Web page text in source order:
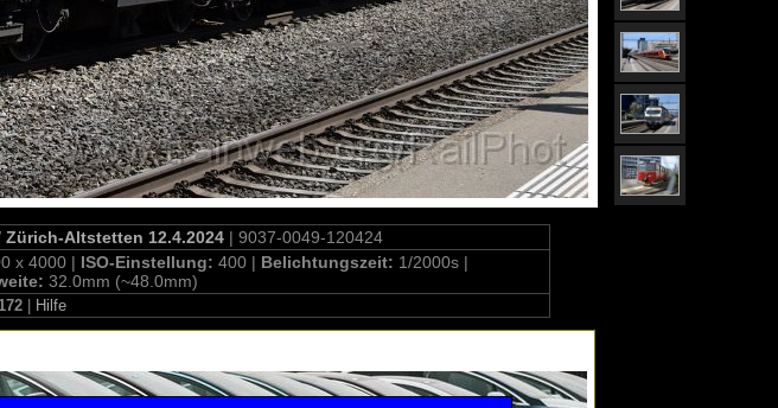
Zürich-Altstetten 12.4.2024 | 9037-0049-120424
x 4000 | ISO-Einstellung: 400 | Belichtungszeit: 1/2000s |
32.0mm (~48.0mm)
| Hilfe